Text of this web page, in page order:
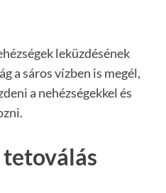
leküzdésének
a sáros vízben is megél,
a nehézségekkel és